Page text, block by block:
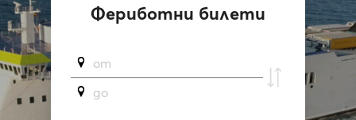
Фериботни билети
от
до